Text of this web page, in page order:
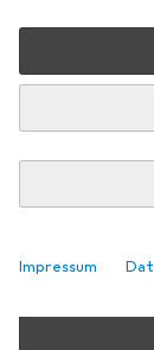
Impressum
Bewertungen
6 Stück an
Lieferort